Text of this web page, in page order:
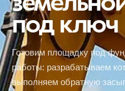
под ключ
Готовим площадку под
работы: разрабатываем
выполняем обратную